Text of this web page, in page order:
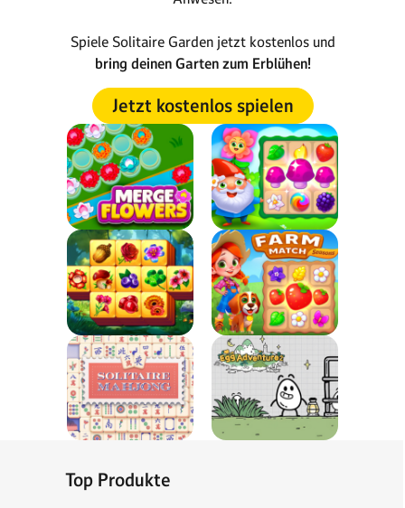
Spiele Solitaire Garden jetzt kostenlos und
bring deinen Garten zum Erblühen!
Jetzt kostenlos spielen
Top Produkte